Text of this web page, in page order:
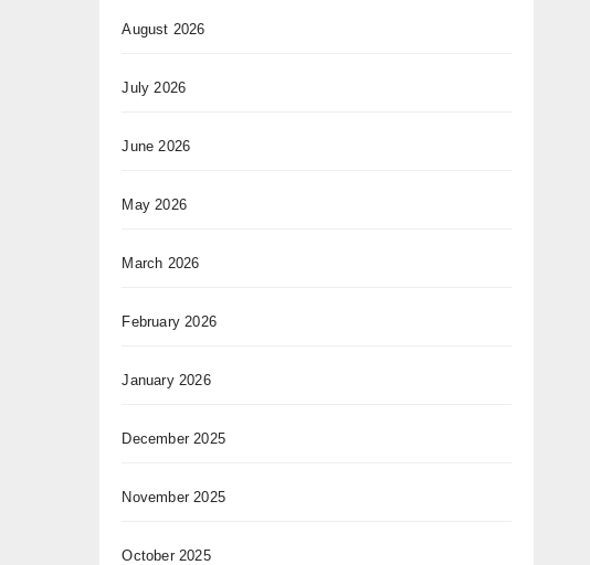
August 2026
July 2026
June 2026
May 2026
March 2026
February 2026
January 2026
December 2025
November 2025
October 2025